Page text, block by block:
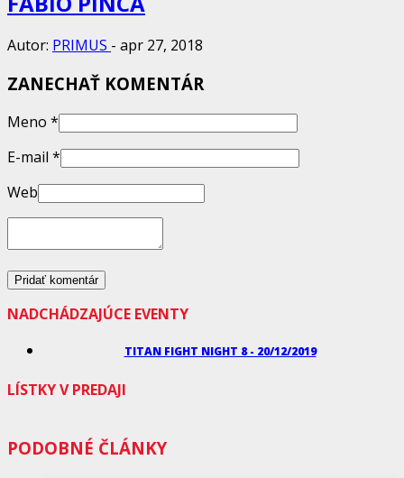
Autor: PRIMUS - apr 27, 2018
ZANECHAŤ KOMENTÁR
Meno *
E-mail *
Web
NADCHÁDZAJÚCE EVENTY
TITAN FIGHT NIGHT 8 - 20/12/2019
LÍSTKY V PREDAJI
PODOBNÉ ČLÁNKY